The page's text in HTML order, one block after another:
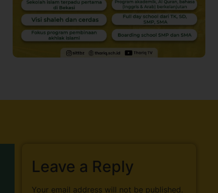
Leave a Reply
Your email address will not be published.